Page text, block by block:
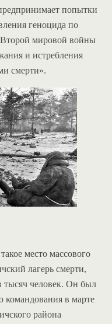
попытки
геноцида по
мировой войны
и истребления
смерти».
место массового
лагерь смерти,
тысяч человек. Он был
командования в марте
района